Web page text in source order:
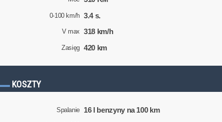
0-100 km/h 3.4 s.
V max 318 km/h
Zasięg 420 km
KOSZTY
Spalanie 16 l benzyny na 100 km